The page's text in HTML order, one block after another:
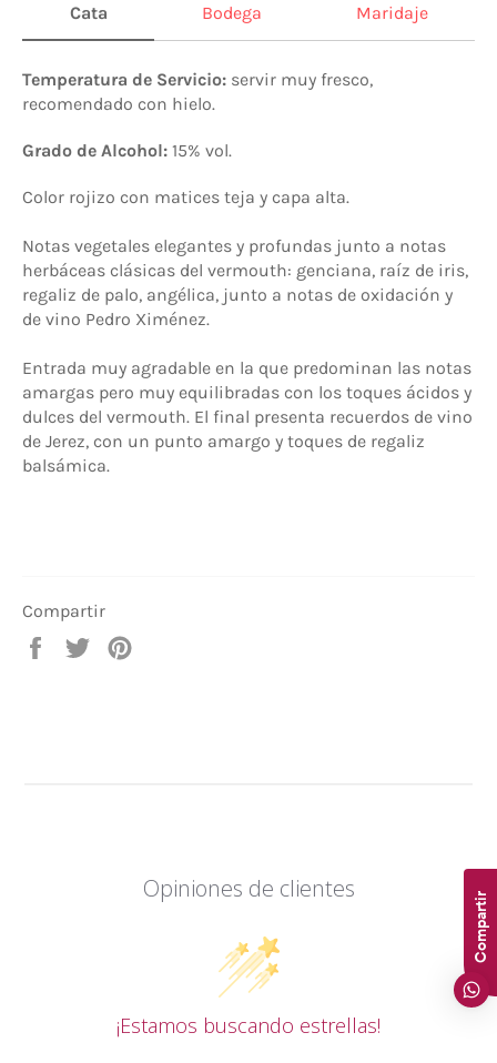
Cata
Temperatura de Servicio: servir muy fresco,
recomendado con hielo.
Grado de Alcohol: 15% vol.
Color rojizo con matices teja y capa alta.
Notas vegetales elegantes y profundas junto a notas
herbáceas clásicas del vermouth: genciana, raíz de iris,
regaliz de palo, angélica, junto a notas de oxidación y
de vino Pedro Ximénez.
Entrada muy agradable en la que predominan las notas
amargas pero muy equilibradas con los toques ácidos y
dulces del vermouth. El final presenta recuerdos de vino
de Jerez, con un punto amargo y toques de regaliz
balsámica.
Bodega Maridaje
Compartir
Compartir
Tuitear
Opiniones de clientes
¡Estamos buscando estrellas!
Compartir